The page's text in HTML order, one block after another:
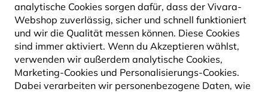
analytische Cookies sorgen dafür, dass der Vivara-
Webshop zuverlässig, sicher und schnell funktioniert
und wir die Qualität messen können. Diese Cookies
sind immer aktiviert. Wenn du Akzeptieren wählst,
verwenden wir außerdem analytische Cookies,
Marketing-Cookies und Personalisierungs-Cookies.
Dabei verarbeiten wir personenbezogene Daten, wie
50% RABATT